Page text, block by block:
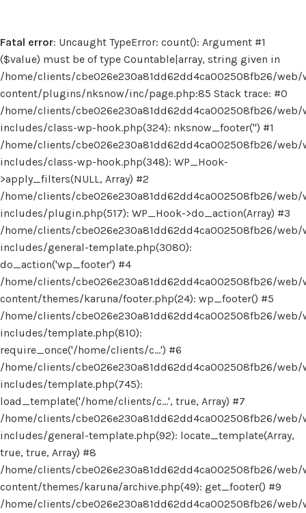
Fatal error: Uncaught TypeError: count(): Argument #1
($value) must be of type Countable|array, string given in
/home/clients/cbe026e230a81dd62dd4ca002508fb26/web/
content/plugins/nksnow/inc/page.php:85 Stack trace: #0
/home/clients/cbe026e230a81dd62dd4ca002508fb26/web/
includes/class-wp-hook.php(324): nksnow_footer('') #1
/home/clients/cbe026e230a81dd62dd4ca002508fb26/web/
includes/class-wp-hook.php(348): WP_Hook-
>apply_filters(NULL, Array) #2
/home/clients/cbe026e230a81dd62dd4ca002508fb26/web/
includes/plugin.php(517): WP_Hook->do_action(Array) #3
/home/clients/cbe026e230a81dd62dd4ca002508fb26/web/
includes/general-template.php(3080):
do_action('wp_footer') #4
/home/clients/cbe026e230a81dd62dd4ca002508fb26/web/
content/themes/karuna/footer.php(24): wp_footer() #5
/home/clients/cbe026e230a81dd62dd4ca002508fb26/web/
includes/template.php(810):
require_once('/home/clients/c...') #6
/home/clients/cbe026e230a81dd62dd4ca002508fb26/web/
includes/template.php(745):
load_template('/home/clients/c...', true, Array) #7
/home/clients/cbe026e230a81dd62dd4ca002508fb26/web/
includes/general-template.php(92): locate_template(Array,
true, true, Array) #8
/home/clients/cbe026e230a81dd62dd4ca002508fb26/web/
content/themes/karuna/archive.php(49): get_footer() #9
/home/clients/cbe026e230a81dd62dd4ca002508fb26/web/